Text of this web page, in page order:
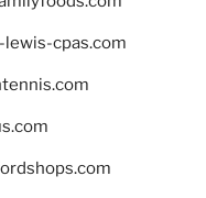
lewis-cpas.com